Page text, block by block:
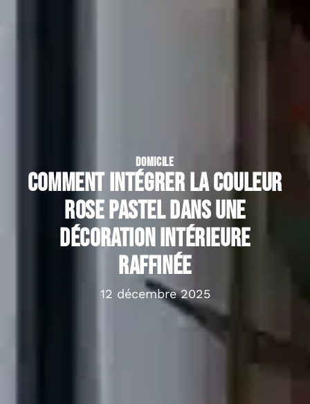
DOMICILE
Comment intégrer la couleur
rose pastel dans une
décoration intérieure
raffinée
12 décembre 2025